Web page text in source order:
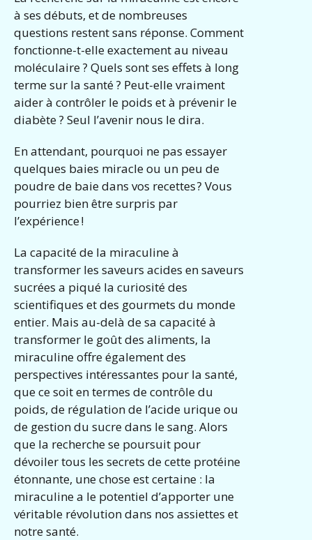
à ses débuts, et de nombreuses
questions restent sans réponse. Comment
fonctionne-t-elle exactement au niveau
moléculaire ? Quels sont ses effets à long
terme sur la santé ? Peut-elle vraiment
aider à contrôler le poids et à prévenir le
diabète ? Seul l’avenir nous le dira.
En attendant, pourquoi ne pas essayer
quelques baies miracle ou un peu de
poudre de baie dans vos recettes ? Vous
pourriez bien être surpris par
l’expérience !
La capacité de la miraculine à
transformer les saveurs acides en saveurs
sucrées a piqué la curiosité des
scientifiques et des gourmets du monde
entier. Mais au-delà de sa capacité à
transformer le goût des aliments, la
miraculine offre également des
perspectives intéressantes pour la santé,
que ce soit en termes de contrôle du
poids, de régulation de l’acide urique ou
de gestion du sucre dans le sang. Alors
que la recherche se poursuit pour
dévoiler tous les secrets de cette protéine
étonnante, une chose est certaine : la
miraculine a le potentiel d’apporter une
véritable révolution dans nos assiettes et
notre santé.